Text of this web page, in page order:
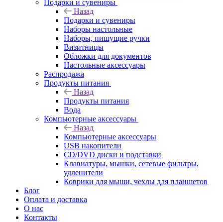
Подарки и сувениры
Назад
Подарки и сувениры
Наборы настольные
Наборы, пишущие ручки
Визитницы
Обложки для документов
Настольные аксессуары
Распродажа
Продукты питания
Назад
Продукты питания
Вода
Компьютерные аксессуары
Назад
Компьютерные аксессуары
USB накопители
CD/DVD диски и подставки
Клавиатуры, мышки, сетевые фильтры,
удленители
Коврики для мыши, чехлы для планшетов
Блог
Оплата и доставка
О нас
Контакты